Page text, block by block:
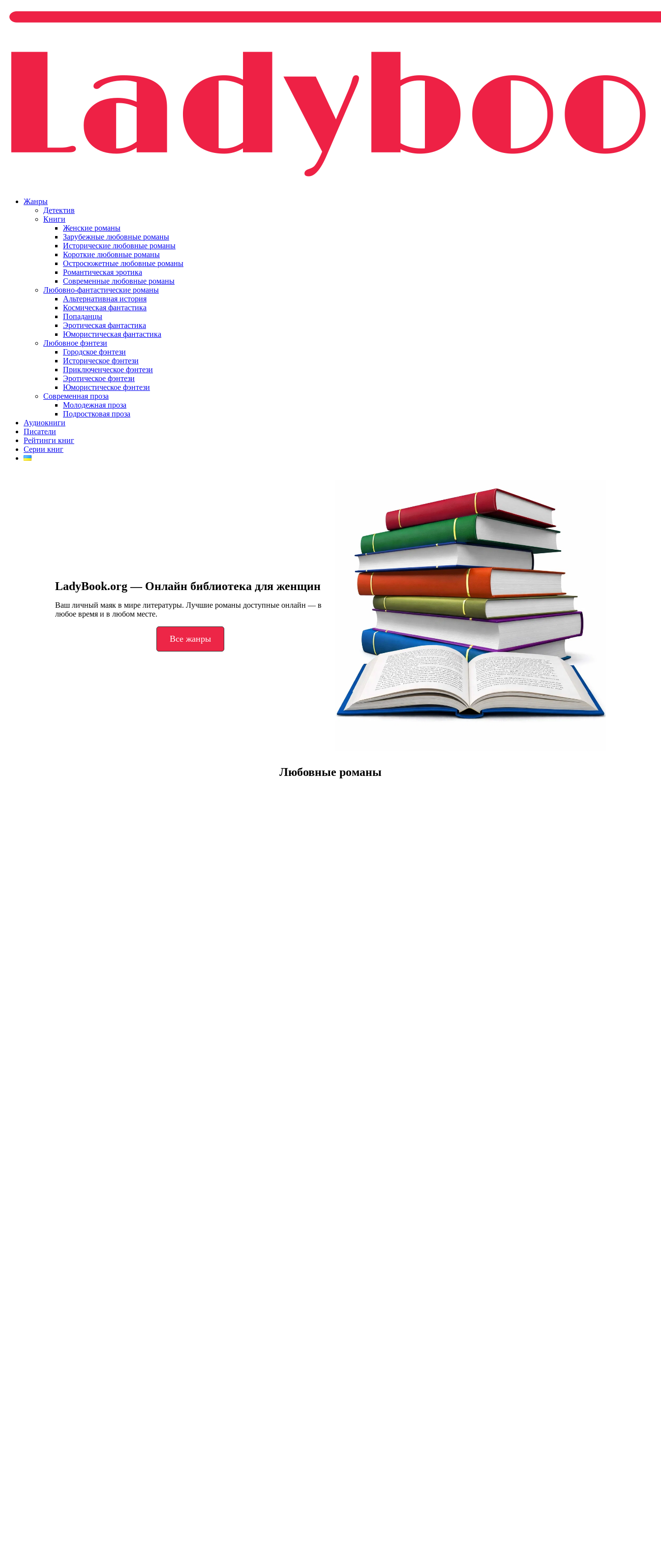
Жанры
Детектив
Книги
Женские романы
Зарубежные любовные романы
Исторические любовные романы
Короткие любовные романы
Остросюжетные любовные романы
Романтическая эротика
Современные любовные романы
Любовно-фантастические романы
Альтернативная история
Космическая фантастика
Попаданцы
Эротическая фантастика
Юмористическая фантастика
Любовное фэнтези
Городское фэнтези
Историческое фэнтези
Приключенческое фэнтези
Эротическое фэнтези
Юмористическое фэнтези
Современная проза
Молодежная проза
Подростковая проза
Аудиокниги
Писатели
Рейтинги книг
Серии книг
LadyBook.org — Онлайн библиотека для женщин
Ваш личный маяк в мире литературы. Лучшие романы доступные онлайн — в
любое время и в любом месте.
Все жанры
Любовные романы